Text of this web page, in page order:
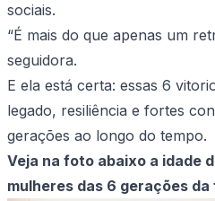
sociais.
“É mais do que apenas um
seguidora.
E ela está certa: essas 6
legado, resiliência e fortes
gerações ao longo do tempo.
Veja na foto abaixo a idade
mulheres das 6 gerações da